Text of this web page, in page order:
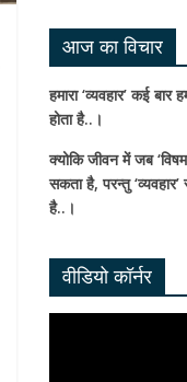
आज का विचार
हमारा ‘व्यवहार’ कई बार
होता है..।
क्योकि जीवन में जब
सकता है,परन्तु
है..।
वीडियो कॉर्नर